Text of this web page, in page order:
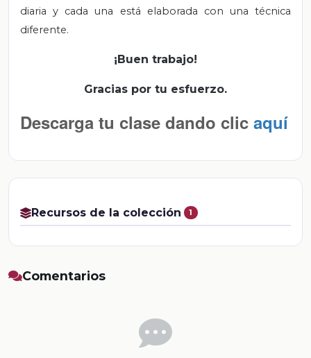
diaria y cada una está elaborada con una técnica
diferente.
¡Buen trabajo!
Gracias por tu esfuerzo.
Descarga tu clase dando clic aquí
Recursos de la colección 1
Comentarios